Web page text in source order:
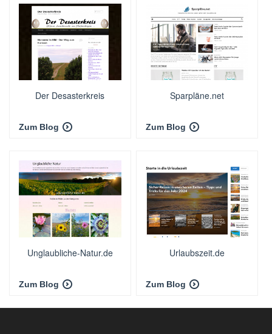
Der Desasterkreis
Zum Blog
Sparpläne.net
Zum Blog
Unglaubliche-Natur.de
Zum Blog
Urlaubszeit.de
Zum Blog